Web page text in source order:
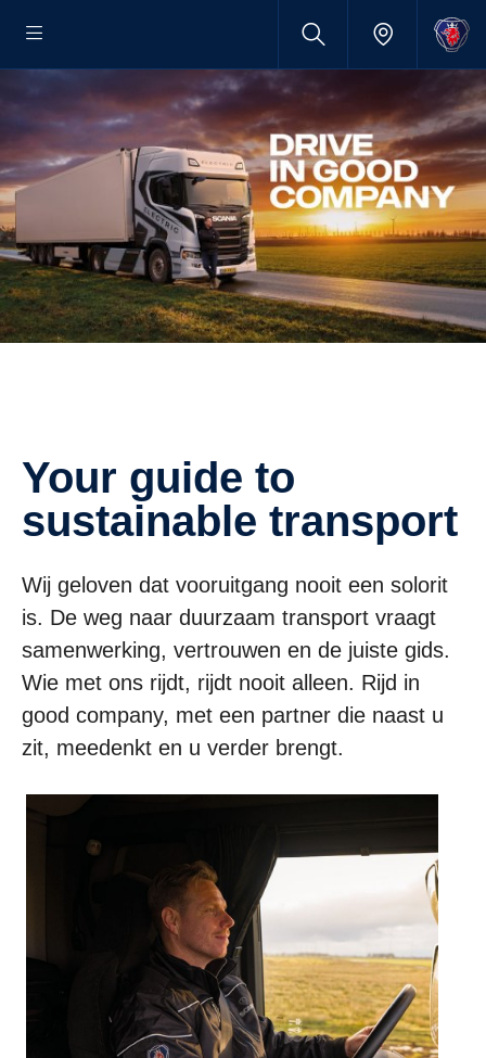
Your guide to
sustainable transport
Wij geloven dat vooruitgang nooit een solorit
is. De weg naar duurzaam transport vraagt
samenwerking, vertrouwen en de juiste gids.
Wie met ons rijdt, rijdt nooit alleen. Rijd in
good company, met een partner die naast u
zit, meedenkt en u verder brengt.